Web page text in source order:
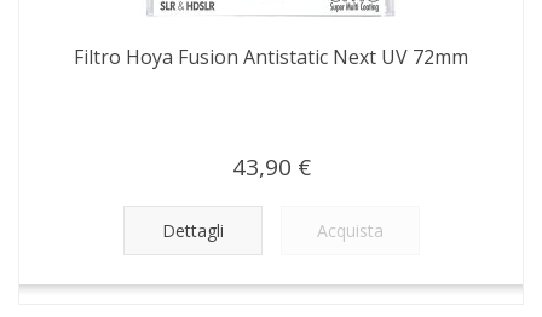
Filtro Hoya Fusion Antistatic Next UV 72mm
43,90 €
Dettagli Acquista